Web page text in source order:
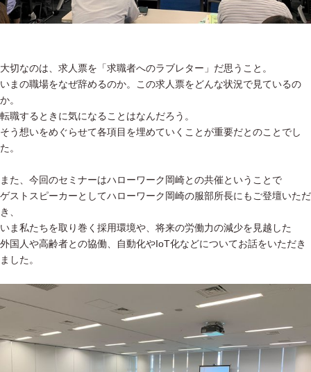
大切なのは、求人票を「求職者へのラブレター」だ思うこと。
いまの職場をなぜ辞めるのか。この求人票をどんな状況で見ているの
か。
転職するときに気になることはなんだろう。
そう想いをめぐらせて各項目を埋めていくことが重要だとのことでし
た。
また、今回のセミナーはハローワーク岡崎との共催ということで
ゲストスピーカーとしてハローワーク岡崎の服部所長にもご登壇いただ
き、
いま私たちを取り巻く採用環境や、将来の労働力の減少を見越した
外国人や高齢者との協働、自動化やIoT化などについてお話をいただき
ました。